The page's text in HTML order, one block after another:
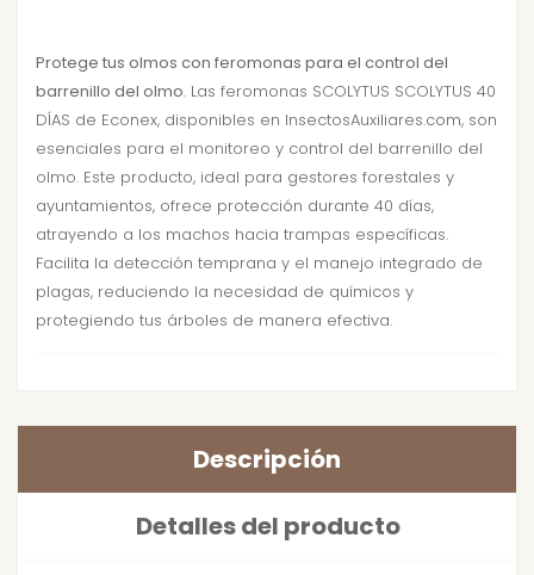
Protege tus olmos con feromonas para el control del
barrenillo del olmo. Las feromonas SCOLYTUS SCOLYTUS 40
DÍAS de Econex, disponibles en InsectosAuxiliares.com, son
esenciales para el monitoreo y control del barrenillo del
olmo. Este producto, ideal para gestores forestales y
ayuntamientos, ofrece protección durante 40 días,
atrayendo a los machos hacia trampas específicas.
Facilita la detección temprana y el manejo integrado de
plagas, reduciendo la necesidad de químicos y
protegiendo tus árboles de manera efectiva.
Descripción
Detalles del producto